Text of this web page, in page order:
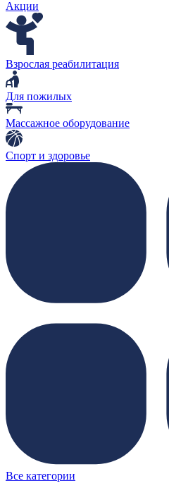
Акции
Взрослая реабилитация
Для пожилых
Массажное оборудование
Спорт и здоровье
Все категории